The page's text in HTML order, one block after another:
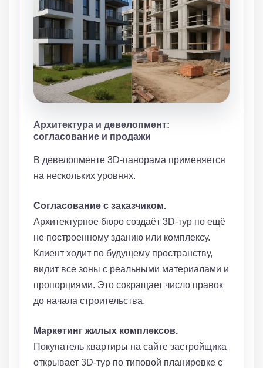
Архитектура и девелопмент:
согласование и продажи
В девелопменте 3D-панорама применяется
на нескольких уровнях.
Согласование с заказчиком.
Архитектурное бюро создаёт 3D-тур по ещё
не построенному зданию или комплексу.
Клиент ходит по будущему пространству,
видит все зоны с реальными материалами и
пропорциями. Это сокращает число правок
до начала строительства.
Маркетинг жилых комплексов.
Покупатель квартиры на сайте застройщика
открывает 3D-тур по типовой планировке с